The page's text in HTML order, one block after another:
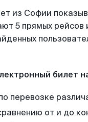
из Софии
5 прямых рейсов
билет
перевозке
от и до